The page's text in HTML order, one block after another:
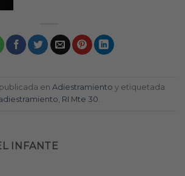
en Adiestramiento y etiquetada
, RI Mte 30.
INFANTE